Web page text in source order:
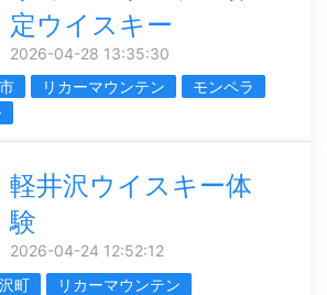
定ウイスキー
2026-04-28 13:35:30
リカーマウンテン
モンペラ
軽井沢ウイスキー体
験
2026-04-24 12:52:12
町
リカーマウンテン